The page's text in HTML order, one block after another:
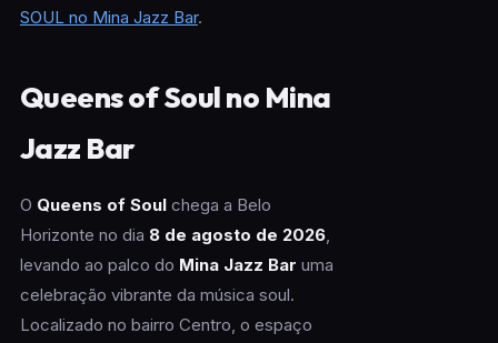
SOUL no Mina Jazz Bar.
Queens of Soul no Mina
Jazz Bar
O Queens of Soulchega a Belo
Horizonte no dia 8 de agosto de 2026,
levando ao palco do Mina Jazz Bar uma
celebração vibrante da música soul.
Localizado no bairro Centro, o espaço